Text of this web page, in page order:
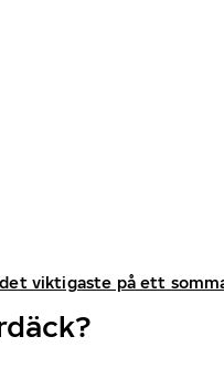
det viktigaste på ett